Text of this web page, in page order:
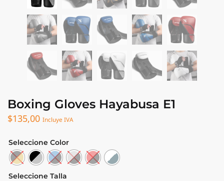
Boxing Gloves Hayabusa E1
$135,00 Incluye IVA
Seleccione Color
Seleccione Talla